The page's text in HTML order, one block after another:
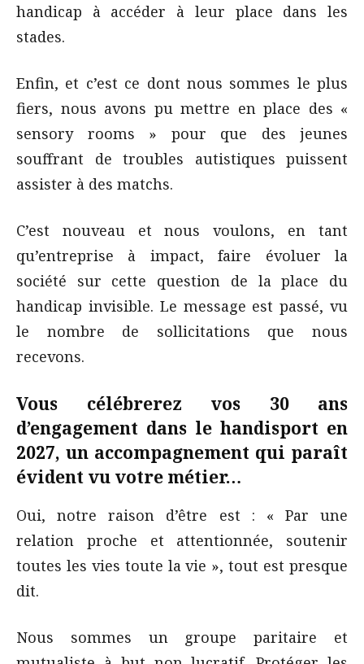
handicap à accéder à leur place dans les
stades.
Enfin, et c’est ce dont nous sommes le plus
fiers, nous avons pu mettre en place des «
sensory rooms » pour que des jeunes
souffrant de troubles autistiques puissent
assister à des matchs.
C’est nouveau et nous voulons, en tant
qu’entreprise à impact, faire évoluer la
société sur cette question de la place du
handicap invisible. Le message est passé, vu
le nombre de sollicitations que nous
recevons.
Vous célébrerez vos 30 ans
d’engagement dans le handisport en
2027, un accompagnement qui paraît
évident vu votre métier…
Oui, notre raison d’être est : « Par une
relation proche et attentionnée, soutenir
toutes les vies toute la vie », tout est presque
dit.
Nous sommes un groupe paritaire et